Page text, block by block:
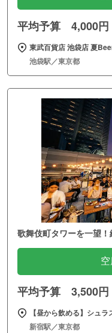
平均予算 4,000円
東武百貨店 池袋店 夏
池袋駅／東京都
歌舞伎町タワーを一望
平均予算 3,500円
【昼から飲める】シュ
新宿駅／東京都